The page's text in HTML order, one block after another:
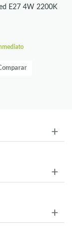
E27 4W 2200K